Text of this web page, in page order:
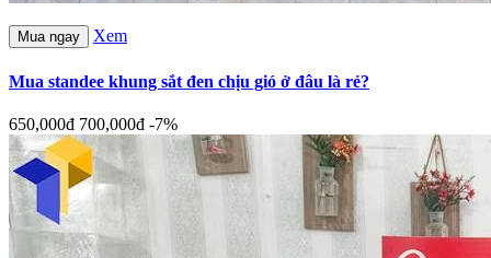
Mua ngay Xem
Mua standee khung sắt đen chịu gió ở đâu là rẻ?
650,000đ 700,000đ -7%